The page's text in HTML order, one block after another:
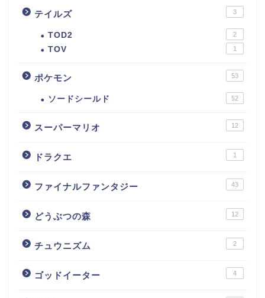
テイルズ 3
TOD2 2
TOV 1
ポケモン 53
ソードシールド 52
スーパーマリオ 12
ドラクエ 1
ファイナルファンタジー 43
どうぶつの森 12
チュウニズム 2
ゴッドイーター 4